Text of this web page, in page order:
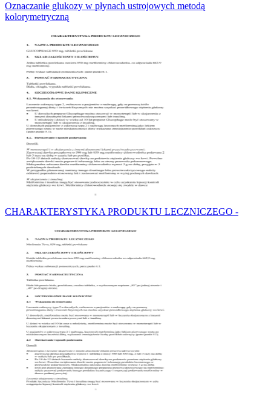
Oznaczanie glukozy w płynach ustrojowych metodą
kolorymetryczną
CHARAKTERYSTYKA PRODUKTU LECZNICZEGO -